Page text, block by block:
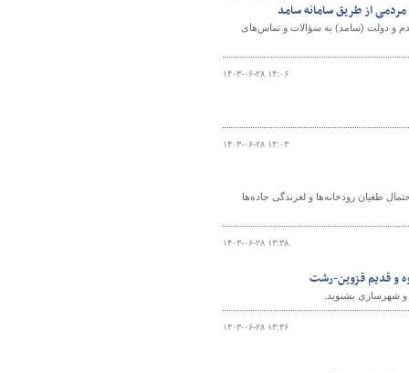
از طریق سامانه سامد
و دولت (سامد) به سؤالات و تماس‌های
۱۴۰۳-۰۶-۲۸ ۱۴:۰۶
۱۴۰۳-۰۶-۲۸ ۱۴:۰۳
طغیان رودخانه‌ها و لغزندگی جاده‌ها
۱۴۰۳-۰۶-۲۸ ۱۳:۳۸
و قدیم قزوین-رشت
و شهرسازی بشنوید.
۱۴۰۳-۰۶-۲۸ ۱۳:۳۶